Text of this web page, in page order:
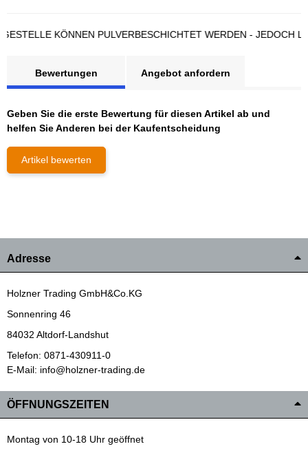
KÖNNEN PULVERBESCHICHTET WERDEN - JEDOCH
Bewertungen Angebot anfordern
Geben Sie die erste Bewertung für diesen Artikel ab und
helfen Sie Anderen bei der Kaufentscheidung
Artikel bewerten
Adresse
Holzner Trading GmbH&Co.KG
Sonnenring 46
84032 Altdorf-Landshut
Telefon: 0871-430911-0
E-Mail: info@holzner-trading.de
ÖFFNUNGSZEITEN
Montag von 10-18 Uhr geöffnet